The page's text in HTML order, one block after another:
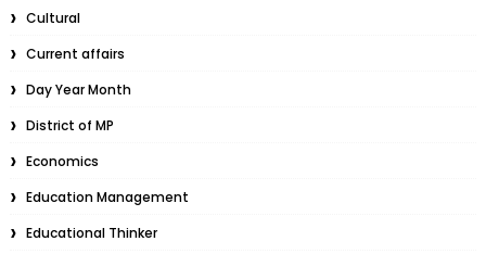
Cultural
Current affairs
Day Year Month
District of MP
Economics
Education Management
Educational Thinker